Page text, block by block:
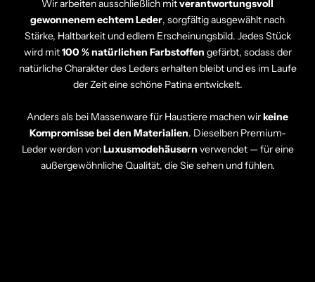
Wir arbeiten ausschließlich mitverantwortungsvoll
gewonnenem echtem Leder, sorgfältig ausgewählt nach
Stärke, Haltbarkeit und edlem Erscheinungsbild. Jedes Stück
wird mit100 % natürlichen Farbstoffen gefärbt, sodass der
natürliche Charakter des Leders erhalten bleibt und es im Laufe
der Zeit eine schöne Patina entwickelt.
Anders als bei Massenware für Haustiere machen wirkeine
Kompromisse bei den Materialien. Dieselben Premium-
Leder werden vonLuxusmodehäusern verwendet — für eine
außergewöhnliche Qualität, die Sie sehen und fühlen.